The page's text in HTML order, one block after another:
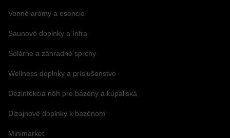
Vonné arómy a esencie
Saunové doplnky a Infra
Solárne a záhradné sprchy
Wellness doplnky a príslušenstvo
Dezinfekcia nôh pre bazény a kúpaliská
Dizajnové doplnky k bazénom
Minimarket